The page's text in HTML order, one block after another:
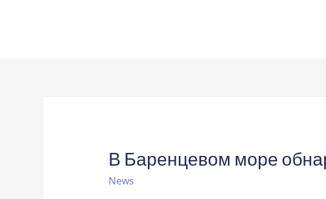
В Баренцевом море
News